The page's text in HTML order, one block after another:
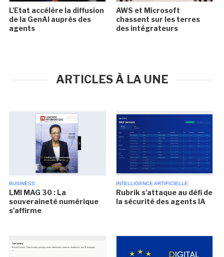
L'Etat accélère la diffusion
de la GenAI auprès des
agents
AWS et Microsoft
chassent sur les terres
des intégrateurs
ARTICLES À LA UNE
BUSINESS
LMI MAG 30 : La
souveraineté numérique
s'affirme
INTELLIGENCE ARTIFICIELLE
Rubrik s'attaque au défi de
la sécurité des agents IA